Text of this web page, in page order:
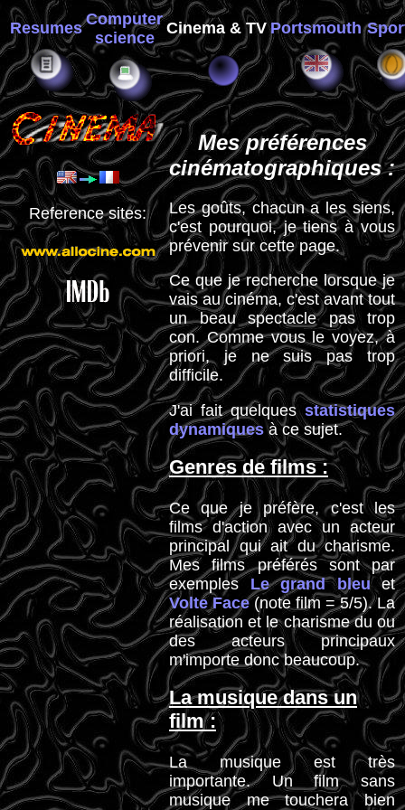
Resumes Computer
science
Cinema & TV Portsmouth
Reference sites:
Mes préférences
cinématographiques :
Les goûts, chacun a les siens,
c'est pourquoi, je tiens à vous
prévenir sur cette page.
Ce que je recherche lorsque je
vais au cinéma, c'est avant tout
un beau spectacle pas trop
con. Comme vous le voyez, à
priori, je ne suis pas trop
difficile.
J'ai fait quelquesstatistiques
dynamiquesà ce sujet.
Genres de films :
Ce que je préfère, c'est les
films d'action avec un acteur
principal qui ait du charisme.
Mes films préférés sont par
exemples Le grand bleuet
Volte Face(note film = 5/5). La
réalisation et le charisme du ou
des acteurs principaux
m'importe donc beaucoup.
La musique dans un
film :
La musique est très
importante. Un film sans
musique me touchera bien